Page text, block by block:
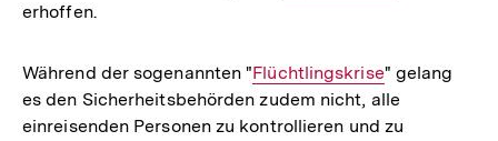
erhoffen.
Während der sogenannten "Interner
Link:
Flüchtlingskrise" gelang
es den Sicherheitsbehörden zudem nicht, alle
einreisenden Personen zu kontrollieren und zu